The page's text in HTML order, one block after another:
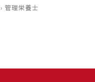
› 管理栄養士